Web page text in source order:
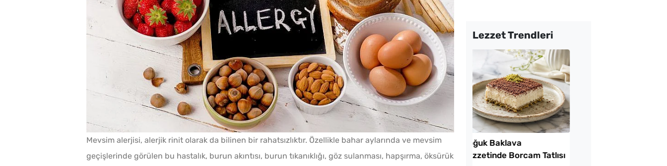
Mevsim alerjisi, alerjik rinit olarak da bilinen bir rahatsızlıktır. Özellikle bahar aylarında ve mevsim
geçişlerinde görülen bu hastalık, burun akıntısı, burun tıkanıklığı, göz sulanması, hapşırma, öksürük